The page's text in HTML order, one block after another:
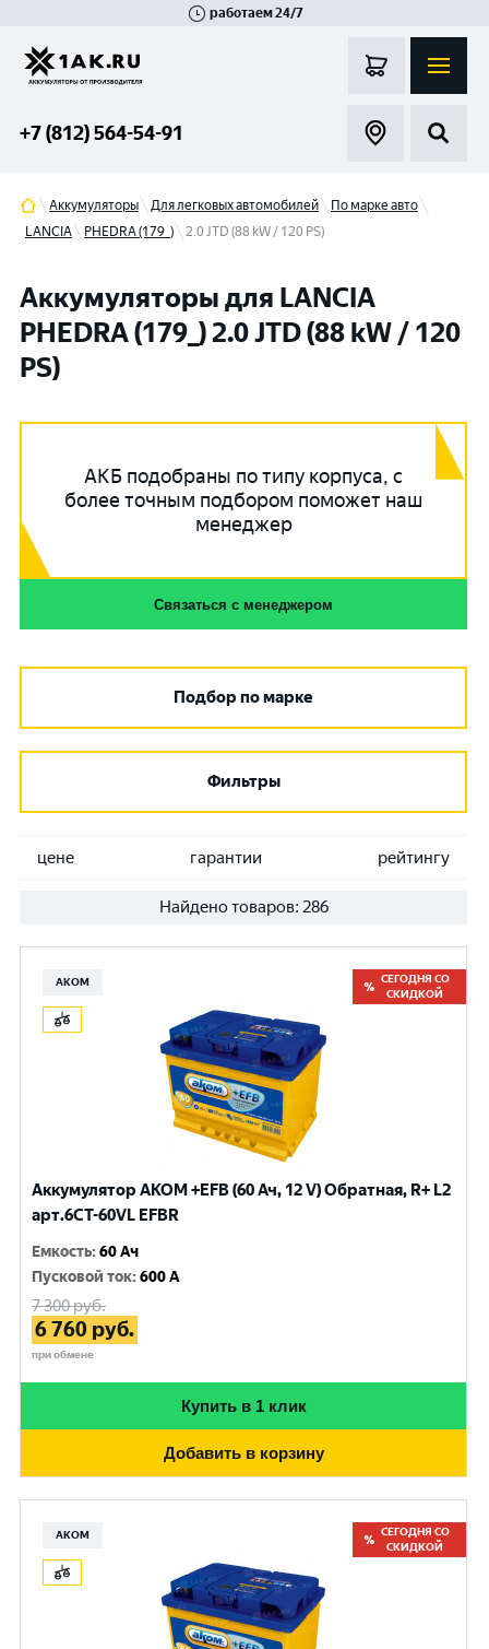
работаем 24/7
+7 (812) 564-54-91
Аккумуляторы Для легковых автомобилей
По марке авто
LANCIA
PHEDRA (179_) 2.0 JTD (88 kW / 120 PS)
Аккумуляторы для LANCIA
PHEDRA (179_) 2.0 JTD (88 kW / 120
PS)
АКБ подобраны по типу корпуса, с
более точным подбором поможет наш
менеджер
Связаться с менеджером
Подбор по марке
Фильтры
цене гарантии рейтингу
Найдено товаров: 286
АКОМ
СЕГОДНЯ СО
СКИДКОЙ
Аккумулятор AKOM +EFB (60 Ач, 12 V) Обратная, R+ L2
арт.6CТ-60VL EFBR
Емкость:60 Ач
Пусковой ток:600 A
7 300руб.
6 760 руб.
при обмене
Купить в 1 клик
Добавить в корзину
АКОМ
СЕГОДНЯ СО
СКИДКОЙ
Гатчина